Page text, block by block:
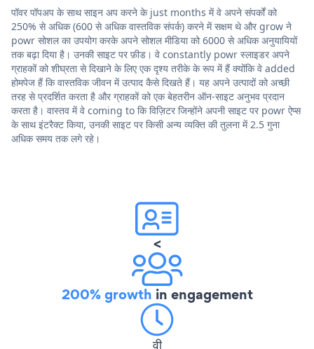
पॉवर पॉपअप के साथ साइन अप करने के just months में वे अपने संपर्कों को
250% से अधिक (600 से अधिक वास्तविक संपर्क) करने में सक्षम थे और grow ने
powr सोशल का उपयोग करके अपने सोशल मीडिया को 6000 से अधिक अनुयायियों
तक बढ़ा दिया है। उनकी साइट पर फ़ीड। वे constantly powr स्लाइडर अपने
ग्राहकों को शीघ्रता से दिखाने के लिए एक दृश्य तरीके के रूप में हैं क्योंकि वे added
होमपेज हैं कि वास्तविक जीवन में उत्पाद कैसे दिखते हैं। यह अपने उत्पादों को अच्छी
तरह से प्रदर्शित करता है और ग्राहकों को एक बेहतरीन ऑन-साइट अनुभव प्रदान
करता है। वास्तव में वे coming to कि विज़िटर जिन्होंने अपनी साइट पर powr ऐप्स
के साथ इंटरैक्ट किया, उनकी साइट पर किसी अन्य व्यक्ति की तुलना में 2.5 गुना
अधिक समय तक लगे रहे।
<
200% growth in engagement
वी